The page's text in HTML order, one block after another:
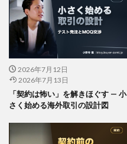
2026年7月12日
2026年7月13日
「契約は怖い」を解きほぐす — 小
さく始める海外取引の設計図